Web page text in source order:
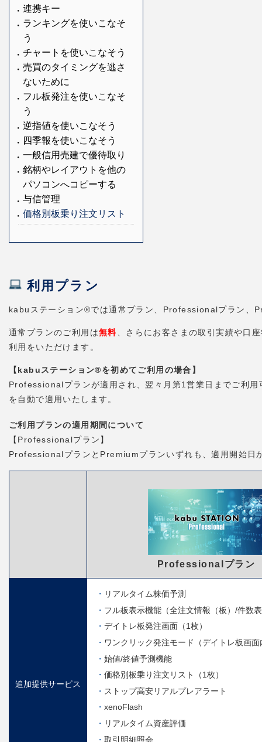
連携キー
ランキングを使いこなそ
う
チャートを使いこなそう
売買のタイミングを逃さ
ないために
フル板発注を使いこなそ
う
逆指値を使いこなそう
四季報を使いこなそう
一般信用売建で優待取り
銘柄やレイアウトを他の
パソコンへコピーする
与信管理
価格別板乗り注文リスト
利用プラン
kabuステーション®では通常プラン、Professionalプラン、
通常プランのご利用は無料 、さらにお客さまの取引実績や
利用をいただけます。
【kabuステーション®を初めてご利用の場合】
Professionalプランが適用され、翌々月第1営業日までご利
を自動で適用いたします。
ご利用プランの適用期間について
【Professionalプラン】
ProfessionalプランとPremiumプランいずれも、適用開始日
Professionalプラン
追加提供サービス
リアルタイム株価予測
フル板表示機能（全注文情報（板）/件数
デイトレ板発注画面（1枚）
ワンクリック発注モード（デイトレ板画面
始値/終値予測機能
価格別板乗り注文リスト（1枚）
ストップ高安リアルプレアラート
xenoFlash
リアルタイム資産評価
取引明細照会